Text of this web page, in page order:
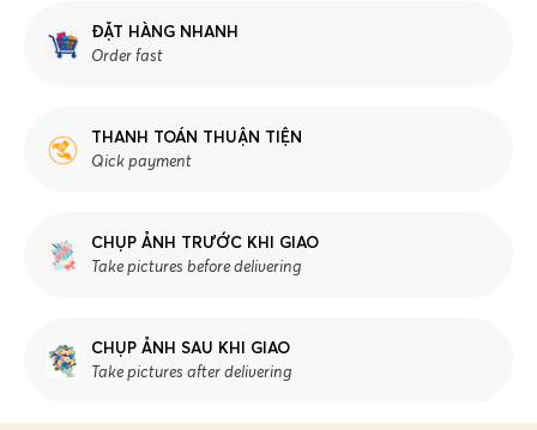
ĐẶT HÀNG NHANH
Order fast
THANH TOÁN THUẬN TIỆN
Qick payment
CHỤP ẢNH TRƯỚC KHI GIAO
Take pictures before delivering
CHỤP ẢNH SAU KHI GIAO
Take pictures after delivering